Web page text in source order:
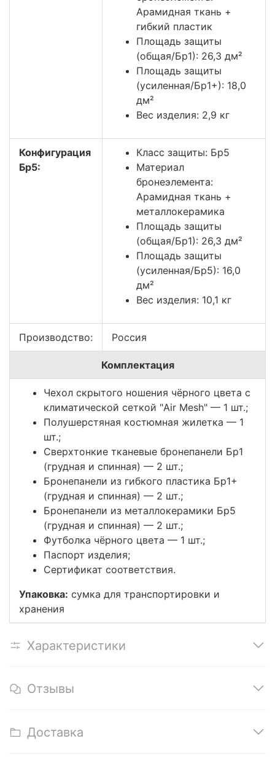
Арамидная ткань +
гибкий пластик
Площадь защиты
(общая/Бр1): 26,3 дм²
Площадь защиты
(усиленная/Бр1+): 18,0
дм²
Вес изделия: 2,9 кг
Конфигурация
Бр5:
Класс защиты: Бр5
Материал
бронеэлемента:
Арамидная ткань +
металлокерамика
Площадь защиты
(общая/Бр1): 26,3 дм²
Площадь защиты
(усиленная/Бр5): 16,0
дм²
Вес изделия: 10,1 кг
Производство: Россия
Комплектация
Чехол скрытого ношения чёрного цвета с
климатической сеткой "Air Mesh" — 1 шт.;
Полушерстяная костюмная жилетка — 1
шт.;
Сверхтонкие тканевые бронепанели Бр1
(грудная и спинная) — 2 шт.;
Бронепанели из гибкого пластика Бр1+
(грудная и спинная) — 2 шт.;
Бронепанели из металлокерамики Бр5
(грудная и спинная) — 2 шт.;
Футболка чёрного цвета — 1 шт.;
Паспорт изделия;
Сертификат соответствия.
Упаковка: сумка для транспортировки и
хранения
Характеристики
Отзывы
Доставка